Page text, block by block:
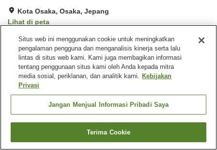
Kota Osaka, Osaka, Jepang
Lihat di peta
Sangat baik Ulasan: 1,114
Fasilitas properti
Wi-Fi
Lima menit berjalan kaki ke
Beranda Jepang Osaka Kota Osaka Remm Shin-Osaka
Cari kamar
Situs web ini menggunakan cookie untuk meningkatkan
pengalaman pengguna dan menganalisis kinerja serta lalu
lintas di situs web kami. Kami juga membagikan informasi
tentang penggunaan situs kami oleh Anda kepada mitra
media sosial, periklanan, dan analitik kami. Kebijakan
Privasi
Jangan Menjual Informasi Pribadi Saya
Terima Cookie